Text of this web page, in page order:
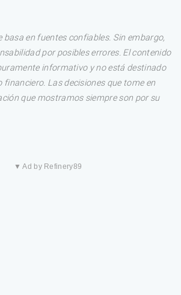
basa en fuentes confiables. Sin embargo,
por posibles errores. El contenido
informativo y no está destinado
Las decisiones que tome en
que mostramos siempre son por su
▼ Ad by Refinery89